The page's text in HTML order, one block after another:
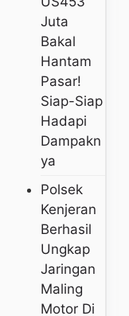
Juta
Bakal
Hantam
Pasar!
Siap-Siap
Hadapi
Dampakn
Ya
Polsek
Kenjeran
Berhasil
Ungkap
Jaringan
Maling
Motor Di